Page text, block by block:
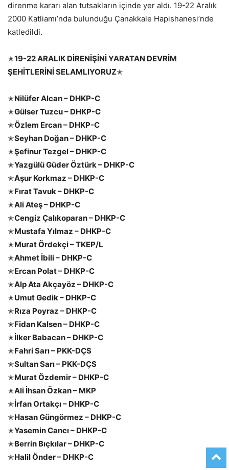
direnme kararı alan tutsakların içinde yer aldı. 19-22 Aralık
2000 Katliamı’nda bulunduğu Çanakkale Hapishanesi’nde
katledildi.
✭19-22 ARALIK DİRENİŞİNİ YARATAN DEVRİM
ŞEHİTLERİNİ SELAMLIYORUZ✭
✭Nilüfer Alcan – DHKP-C
✭Gülser Tuzcu – DHKP-C
✭Özlem Ercan – DHKP-C
✭Seyhan Doğan – DHKP-C
✭Şefinur Tezgel – DHKP-C
✭Yazgülü Güder Öztürk – DHKP-C
✭Aşur Korkmaz – DHKP-C
✭Fırat Tavuk – DHKP-C
✭Ali Ateş – DHKP-C
✭Cengiz Çalıkoparan – DHKP-C
✭Mustafa Yılmaz – DHKP-C
✭Murat Ördekçi – TKEP/L
✭Ahmet İbili – DHKP-C
✭Ercan Polat – DHKP-C
✭Alp Ata Akçayöz – DHKP-C
✭Umut Gedik – DHKP-C
✭Rıza Poyraz – DHKP-C
✭Fidan Kalsen – DHKP-C
✭İlker Babacan – DHKP-C
✭Fahri Sarı – PKK-DÇS
✭Sultan Sarı – PKK-DÇS
✭Murat Özdemir – DHKP-C
✭Ali İhsan Özkan – MKP
✭İrfan Ortakçı – DHKP-C
✭Hasan Güngörmez – DHKP-C
✭Yasemin Cancı – DHKP-C
✭Berrin Bıçkılar – DHKP-C
✭Halil Önder – DHKP-C